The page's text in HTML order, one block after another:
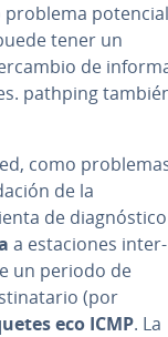
problema potencial
tener un
de
pathping
como
de la
de dia­g­nó­s­ti­co
a es­ta­cio­nes in­te­r­
un periodo de
(por
eco ICMP. La